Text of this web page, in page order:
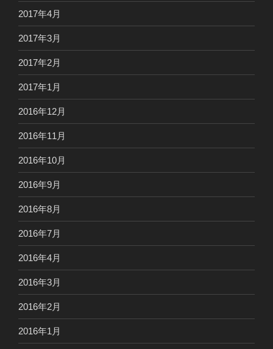
2017年4月
2017年3月
2017年2月
2017年1月
2016年12月
2016年11月
2016年10月
2016年9月
2016年8月
2016年7月
2016年4月
2016年3月
2016年2月
2016年1月